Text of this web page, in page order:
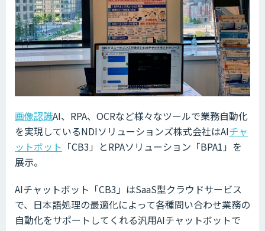
画像認識AI、RPA、OCRなど様々なツールで業務自動化
を実現しているNDIソリューションズ株式会社はAIチャ
ットボット 「CB3」とRPAソリューション「BPA1」を
展示。
AIチャットボット「CB3」はSaaS型クラウドサービス
で、日本語処理の最適化によって各種問い合わせ業務の
自動化をサポートしてくれる汎用AIチャットボットで